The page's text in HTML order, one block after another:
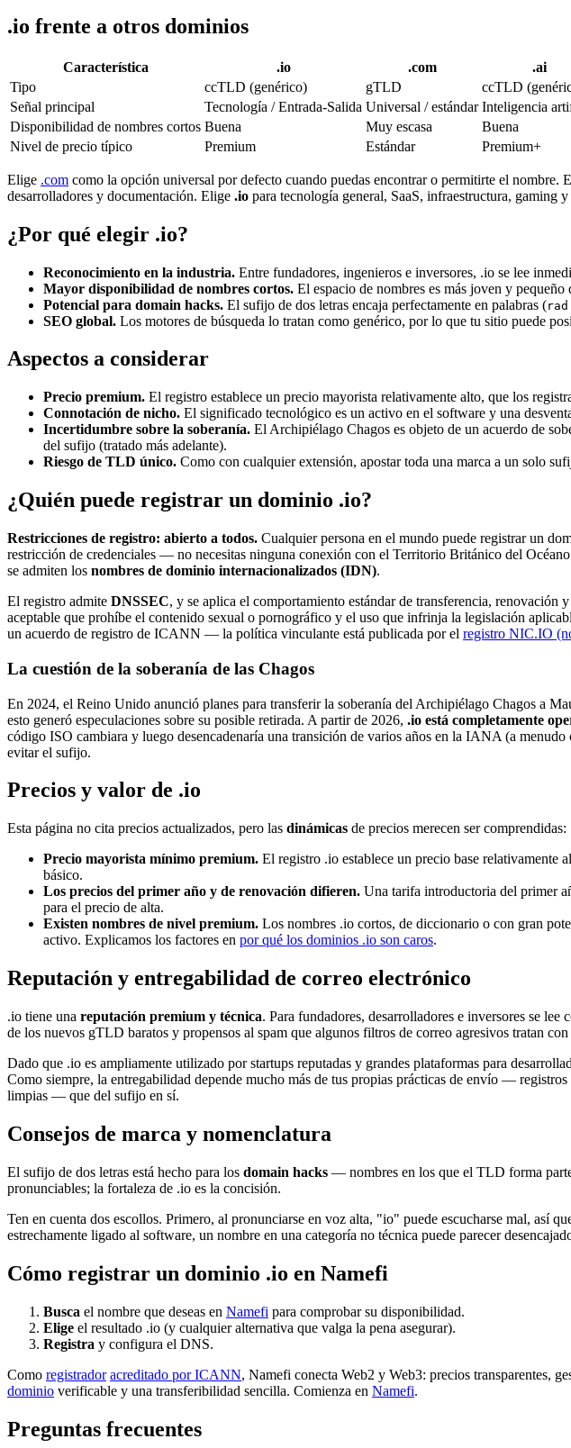
.io frente a otros dominios
Característica .io .com .ai
Tipo
ccTLD (genérico) gTLD ccTLD
Señal principal
Tecnología / Entrada-Salida Universal / estándar Inteligencia
Disponibilidad de nombres cortos Buena Muy escasa Buena
Nivel de precio típico
Premium Estándar Premium+
Elige .com como la opción universal por defecto cuando puedas encontrar o permitirte el nombre.
desarrolladores y documentación. Elige .io para tecnología general, SaaS, infraestructura, gaming
¿Por qué elegir .io?
Reconocimiento en la industria. Entre fundadores, ingenieros e inversores, .io se lee
Mayor disponibilidad de nombres cortos. El espacio de nombres es más joven y
Potencial para domain hacks. El sufijo de dos letras encaja perfectamente en palabras (
SEO global. Los motores de búsqueda lo tratan como genérico, por lo que tu sitio puede
Aspectos a considerar
Precio premium. El registro establece un precio mayorista relativamente alto, que los
Connotación de nicho. El significado tecnológico es un activo en el software y una
Incertidumbre sobre la soberanía. El Archipiélago Chagos es objeto de un acuerdo de
del sufijo (tratado más adelante).
Riesgo de TLD único. Como con cualquier extensión, apostar toda una marca a un solo
¿Quién puede registrar un dominio .io?
Restricciones de registro: abierto a todos. Cualquier persona en el mundo puede registrar un
restricción de credenciales — no necesitas ninguna conexión con el Territorio Británico del
se admiten los nombres de dominio internacionalizados (IDN).
El registro admite DNSSEC, y se aplica el comportamiento estándar de transferencia,
aceptable que prohíbe el contenido sexual o pornográfico y el uso que infrinja la legislación
un acuerdo de registro de ICANN — la política vinculante está publicada por el registro NIC.IO
La cuestión de la soberanía de las Chagos
En 2024, el Reino Unido anunció planes para transferir la soberanía del Archipiélago Chagos a
esto generó especulaciones sobre su posible retirada. A partir de 2026, .io está completamente
código ISO cambiara y luego desencadenaría una transición de varios años en la IANA (a
evitar el sufijo.
Precios y valor de .io
Esta página no cita precios actualizados, pero las dinámicas de precios merecen ser comprendidas:
Precio mayorista mínimo premium. El registro .io establece un precio base relativamente
básico.
Los precios del primer año y de renovación difieren. Una tarifa introductoria del primer
para el precio de alta.
Existen nombres de nivel premium. Los nombres .io cortos, de diccionario o con gran
activo. Explicamos los factores en por qué los dominios .io son caros.
Reputación y entregabilidad de correo electrónico
.io tiene una reputación premium y técnica. Para fundadores, desarrolladores e inversores se
de los nuevos gTLD baratos y propensos al spam que algunos filtros de correo agresivos tratan con
Dado que .io es ampliamente utilizado por startups reputadas y grandes plataformas para
Como siempre, la entregabilidad depende mucho más de tus propias prácticas de envío —
limpias — que del sufijo en sí.
Consejos de marca y nomenclatura
El sufijo de dos letras está hecho para los domain hacks — nombres en los que el TLD forma
pronunciables; la fortaleza de .io es la concisión.
Ten en cuenta dos escollos. Primero, al pronunciarse en voz alta, "io" puede escucharse mal, así
estrechamente ligado al software, un nombre en una categoría no técnica puede parecer
Cómo registrar un dominio .io en Namefi
Busca el nombre que deseas en Namefi para comprobar su disponibilidad.
Elige el resultado .io (y cualquier alternativa que valga la pena asegurar).
Registra y configura el DNS.
Como registrador acreditado por ICANN, Namefi conecta Web2 y Web3: precios transparentes,
dominio verificable y una transferibilidad sencilla. Comienza en Namefi.
Preguntas frecuentes